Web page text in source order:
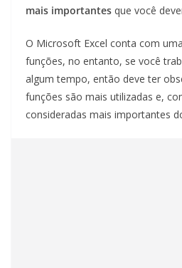
mais importantes que você
O Microsoft Excel conta com
funções, no entanto, se você
algum tempo, então deve ter
funções são mais utilizadas e,
consideradas mais importantes